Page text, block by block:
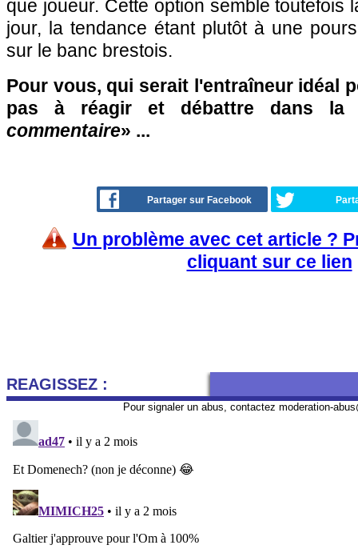
que joueur. Cette option semble toutefois
jour, la tendance étant plutôt à une
sur le banc brestois.
Pour vous, qui serait l'entraîneur idéal
pas à réagir et débattre dans la
commentaire» ...
Partager sur Facebook
Un problème avec cet article ?
cliquant sur ce lien
REAGISSEZ :
Pour signaler un abus, contactez moderation-